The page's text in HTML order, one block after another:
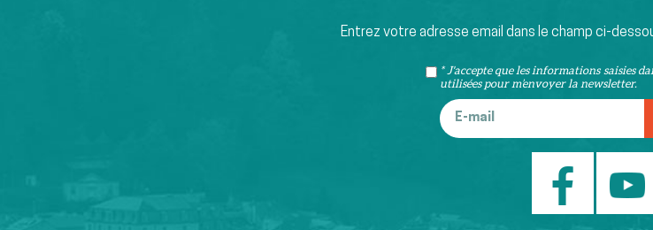
Entrez votre adresse email dans le champ ci-
* J'accepte que les informations saisies
utilisées pour m’envoyer la newsletter.